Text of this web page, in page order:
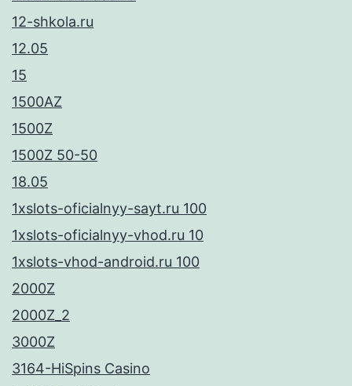
12-shkola.ru
12.05
15
1500AZ
1500Z
1500Z 50-50
18.05
1xslots-oficialnyy-sayt.ru 100
1xslots-oficialnyy-vhod.ru 10
1xslots-vhod-android.ru 100
2000Z
2000Z_2
3000Z
3164-HiSpins Casino